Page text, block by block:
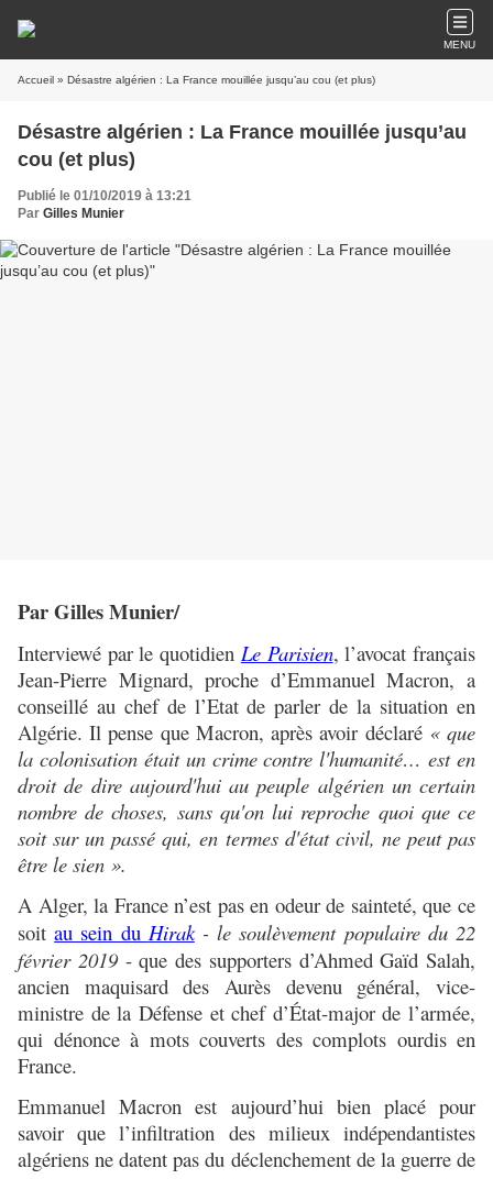
MENU
Accueil » Désastre algérien : La France mouillée jusqu’au cou (et plus)
Désastre algérien : La France mouillée jusqu’au
cou (et plus)
Publié le 01/10/2019 à 13:21
Par Gilles Munier
Par Gilles Munier/
Interviewé par le quotidien Le Parisien, l’avocat français
Jean-Pierre Mignard, proche d’Emmanuel Macron, a
conseillé au chef de l’Etat de parler de la situation en
Algérie. Il pense que Macron, après avoir déclaré « que
la colonisation était un crime contre l'humanité… est en
droit de dire aujourd'hui au peuple algérien un certain
nombre de choses, sans qu'on lui reproche quoi que ce
soit sur un passé qui, en termes d'état civil, ne peut pas
être le sien ».
A Alger, la France n’est pas en odeur de sainteté, que ce
soitau sein du Hirak - le soulèvement populaire du 22
février 2019- que des supporters d’Ahmed Gaïd Salah,
ancien maquisard des Aurès devenu général, vice-
ministre de la Défense et chef d’État-major de l’armée,
qui dénonce à mots couverts des complots ourdis en
France.
Emmanuel Macron est aujourd’hui bien placé pour
savoir que l’infiltration des milieux indépendantistes
algériens ne datent pas du déclenchement de la guerre de